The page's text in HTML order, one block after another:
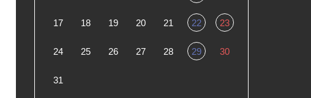
17 18 19 20 21 22 23
24 25 26 27 28 29 30
31